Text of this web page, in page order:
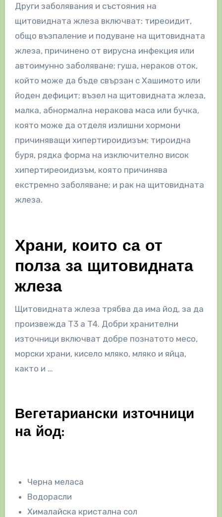
Други заболявания и състояния на
щитовидната жлеза включват: тиреоидит,
общо възпаление и подуване на щитовидната
жлеза, причинено от вирусна инфекция или
автоимунно заболяване; гуша, нераков оток,
който може да бъде свързан с Хашимото или
йоден дефицит; възел на щитовидната жлеза,
малка, абнормална неракова маса или бучка,
която може да отделя излишни хормони
причиняващи хипертироидизъм; тироидна
буря, рядка форма на изключително висок
хипертиреоидизъм, която причинява
екстремно заболяване; и рак на щитовидната
жлеза.
Храни, които са от
полза за щитовидната
жлеза
Щитовидната жлеза трябва да има йод, за да
произвежда Т3 а Т4. Добри хранителни
източници включват добре познатото месо,
морски храни, кисело мляко, мляко и яйца,
както и …
Вегетариански източници
на йод:
Черна меласа
Водорасли
Хималайска кристална сол